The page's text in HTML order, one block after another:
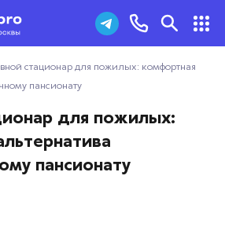
пожилых
ветеранов
звонок
стационар для пожилых: комфортная
пансионату
для пожилых:
пансионату